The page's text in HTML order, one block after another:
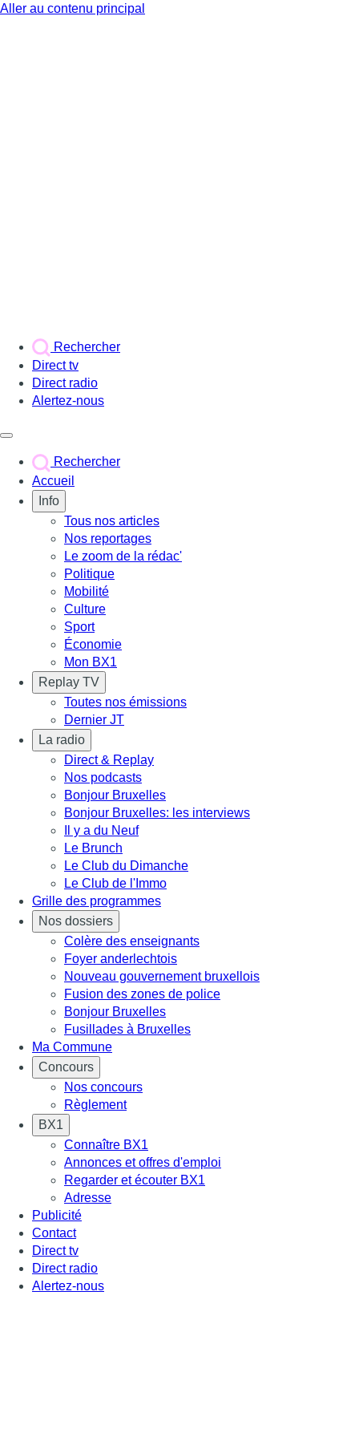
Aller au contenu principal
Rechercher
Direct tv
Direct radio
Alertez-nous
Rechercher
Accueil
Info
Tous nos articles
Nos reportages
Le zoom de la rédac'
Politique
Mobilité
Culture
Sport
Économie
Mon BX1
Replay TV
Toutes nos émissions
Dernier JT
La radio
Direct & Replay
Nos podcasts
Bonjour Bruxelles
Bonjour Bruxelles: les interviews
Il y a du Neuf
Le Brunch
Le Club du Dimanche
Le Club de l'Immo
Grille des programmes
Nos dossiers
Colère des enseignants
Foyer anderlechtois
Nouveau gouvernement bruxellois
Fusion des zones de police
Bonjour Bruxelles
Fusillades à Bruxelles
Ma Commune
Concours
Nos concours
Règlement
BX1
Connaître BX1
Annonces et offres d'emploi
Regarder et écouter BX1
Adresse
Publicité
Contact
Direct tv
Direct radio
Alertez-nous